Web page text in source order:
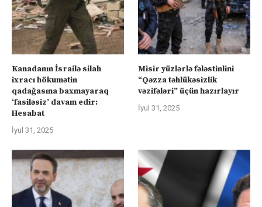
Kanadanın İsrailə silah
ixracı hökumətin
qadağasına baxmayaraq
‘fasiləsiz’ davam edir:
Hesabat
İyul 31, 2025
Misir yüzlərlə fələstinlini
“Qəzza təhlükəsizlik
vəzifələri” üçün hazırlayır
İyul 31, 2025